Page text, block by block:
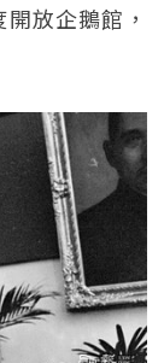
放企鵝館，